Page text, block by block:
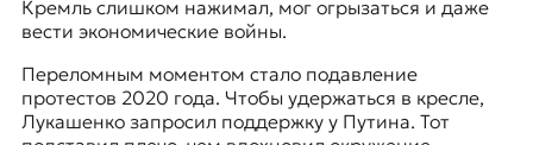
Кремль слишком нажимал, мог огрызаться и даже
вести экономические войны.
Переломным моментом стало подавление
протестов 2020 года. Чтобы удержаться в кресле,
Лукашенко запросил поддержку у Путина. Тот